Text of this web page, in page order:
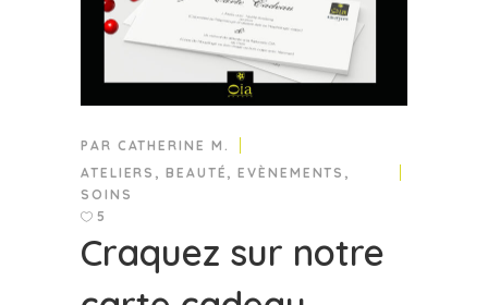
PAR CATHERINE M.
ATELIERS ,BEAUTÉ ,EVÈNEMENTS ,
SOINS
5
Craquez sur notre